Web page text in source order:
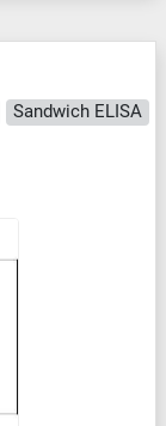
Sandwich ELISA